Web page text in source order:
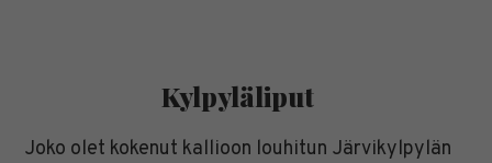
Kylpyläliput
Joko olet kokenut kallioon louhitun Järvikylpylän